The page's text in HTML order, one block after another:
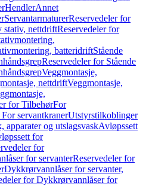
HendlerAnnet
ServantarmaturerReservedeler for
stativ, nettdriftReservedeler for
batteridriftStående
Reservedeler for Stående
Veggmontasje,
nettdriftVeggmontasje,
for TilbehørFor
servantkranerUtstyrstilkoblinger
apparater og utslagsvaskAvløpssett
for
for
for servanterReservedeler for
Dykkrørvannlåser for servanter,
for Dykkrørvannlåser for